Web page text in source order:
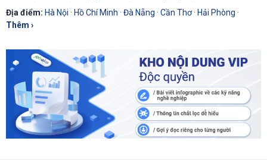
Địa điểm: Hà Nội · Hồ Chí Minh · Đà Nẵng · Cần Thơ· Hải Phòng ·
Thêm ›